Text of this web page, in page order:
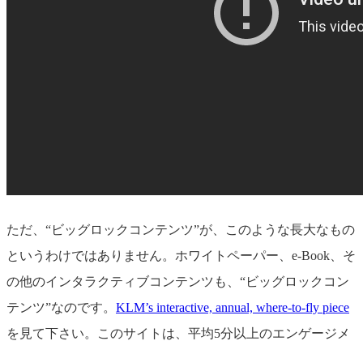
ただ、“ビッグロックコンテンツ”が、このような長大なもの
というわけではありません。ホワイトペーパー、e-Book、そ
の他のインタラクティブコンテンツも、“ビッグロックコン
テンツ”なのです。 KLM’s interactive, annual, where-to-fly piece
を見て下さい。このサイトは、平均5分以上のエンゲージメ